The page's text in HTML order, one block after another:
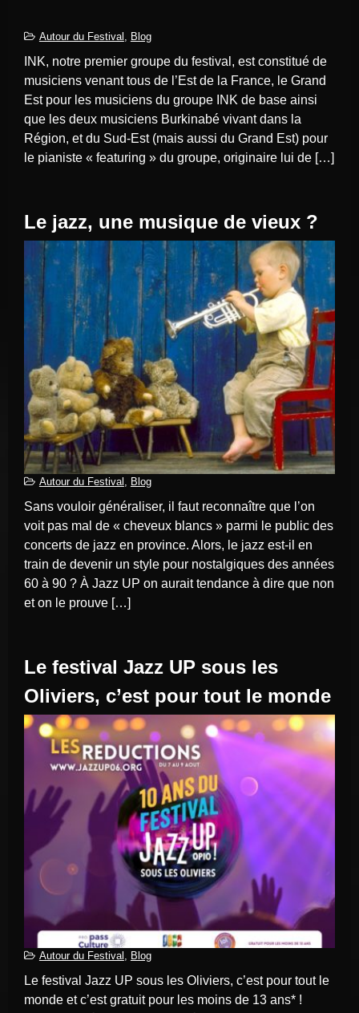
Autour du Festival , Blog
musiciens venant tous de l’Est de la France, le Grand
Est pour les musiciens du groupe INK de base ainsi
que les deux musiciens Burkinabé vivant dans la
Région, et du Sud-Est (mais aussi du Grand Est) pour
le pianiste « featuring » du groupe, originaire lui de […]
Le jazz, une musique de vieux ?
Autour du Festival Blog
Sans vouloir généraliser, il faut reconnaître que l’on
voit pas mal de « cheveux blancs » parmi le public des
concerts de jazz en province. Alors, le jazz est-il en
train de devenir un style pour nostalgiques des années
60 à 90 ? À Jazz UP on aurait tendance à dire que non
et on le prouve […]
Le festival Jazz UP sous les
Oliviers, c’est pour tout le monde
Autour du Festival Blog
Le festival Jazz UP sous les Oliviers, c’est pour tout le
monde et c’est gratuit pour les moins de 13 ans* !